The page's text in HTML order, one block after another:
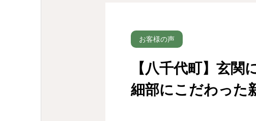
お客様の声
【八千代町】玄
細部にこだわった